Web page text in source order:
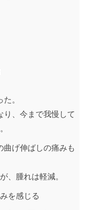
。
り、今まで我慢して
曲げ伸ばしの痛みも
、腫れは軽減。
を感じる